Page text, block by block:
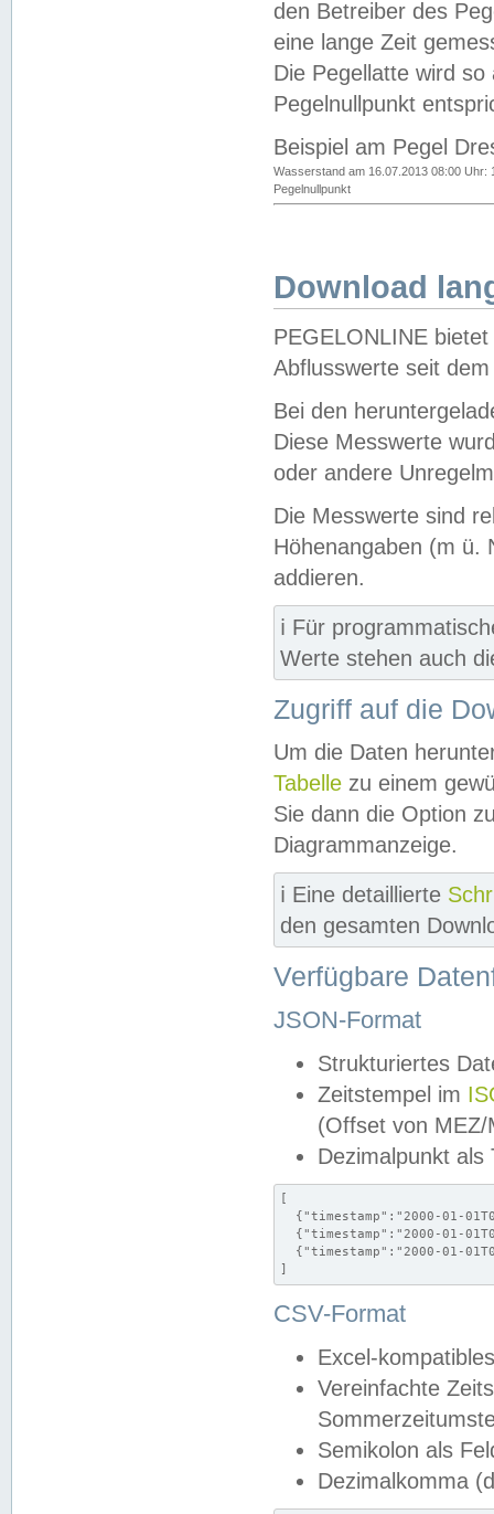
den Betreiber des
eine lange Zeit
Die Pegellatte wird
Pegelnullpunkt
Beispiel am Pegel
Wasserstand am 16.07.2013 08:00 Uhr:
Pegelnullpunkt
Download
PEGELONLINE
Abflusswerte seit
Bei den
Diese Messwerte
oder andere
Die Messwerte sind
Höhenangaben (m ü.
addieren.
ℹ️ Für
Werte stehen auch
Zugriff auf die
Um die Daten
Tabelle zu einem
Sie dann die Option
Diagrammanzeige.
ℹ️ Eine detaillierte
den gesamten
Verfügbare
JSON-Format
Strukturiertes
Zeitstempel im
(Offset von MEZ/
Dezimalpunkt als
[
{"timestamp":"2000-01-
{"timestamp":"2000-01-
{"timestamp":"2000-01-
]
CSV-Format
Excel-
Vereinfachte
Semikolon als
Dezimalkomma